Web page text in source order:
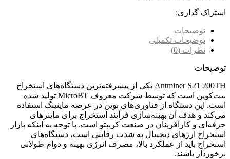
اشتراک گذاری:
توضیحات
توضیحات تکمیلی
نظرات (0)
توضیحات
Antminer S21 200TH یکی از پیشرفته‌ترین دستگاه‌های استخراج
بیت‌کوین است که توسط شرکت معروف MicroBT تولید شده
است. این دستگاه از فناوری‌های نوین در عرصه ماینینگ استفاده
می‌کند و هدف آن بهینه‌سازی فرآیند استخراج برای ماینرهای
حرفه‌ای و کارآفرینان در صنعت کریپتو است. با توجه به اینکه بازار
استخراج ارزهای دیجیتال به شدت رقابتی است، دستگاه‌های
استخراج باید از عملکرد بالا، مصرف انرژی بهینه و دوام طولانی
برخوردار باشند.